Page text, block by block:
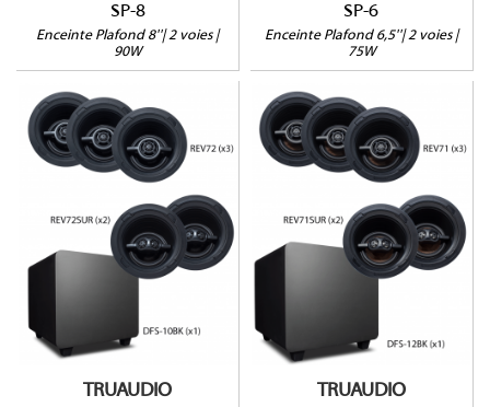
SP-8
Enceinte Plafond 8''| 2 voies |
90W
SP-6
Enceinte Plafond 6,5''| 2 voies |
75W
TRUAUDIO
REV72-5.1
Gammes REV / DFS
Pack 3+2 Enceintes 150W
Garantie 5 ans
TRUAUDIO
REV71-5.1
Gammes REV / DFS
Pack 3+2 Enceintes 175W